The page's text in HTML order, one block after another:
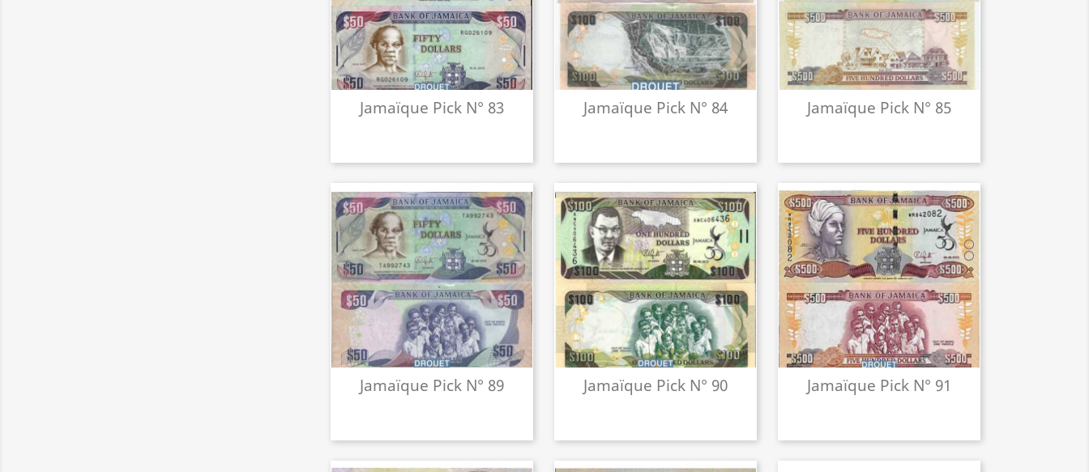
Jamaïque Pick N° 83 Jamaïque Pick N° 84 Jamaïque Pick N° 85
Jamaïque Pick N° 89 Jamaïque Pick N° 90 Jamaïque Pick N° 91